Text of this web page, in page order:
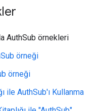
AuthSub örnekleri
örneği
örneği
ile AuthSub'ı Kullanma